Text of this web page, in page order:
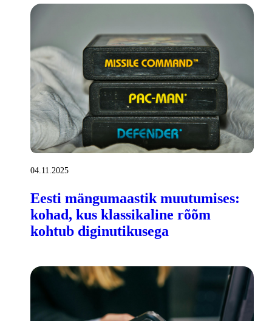
04.11.2025
Eesti mängumaastik muutumises:
kohad, kus klassikaline rõõm
kohtub diginutikusega